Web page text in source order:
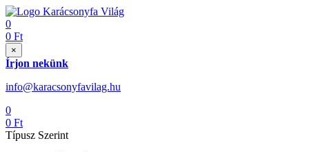
0
0 Ft
×
Írjon nekünk
info@karacsonyfavilag.hu
0
0 Ft
Típusz Szerint